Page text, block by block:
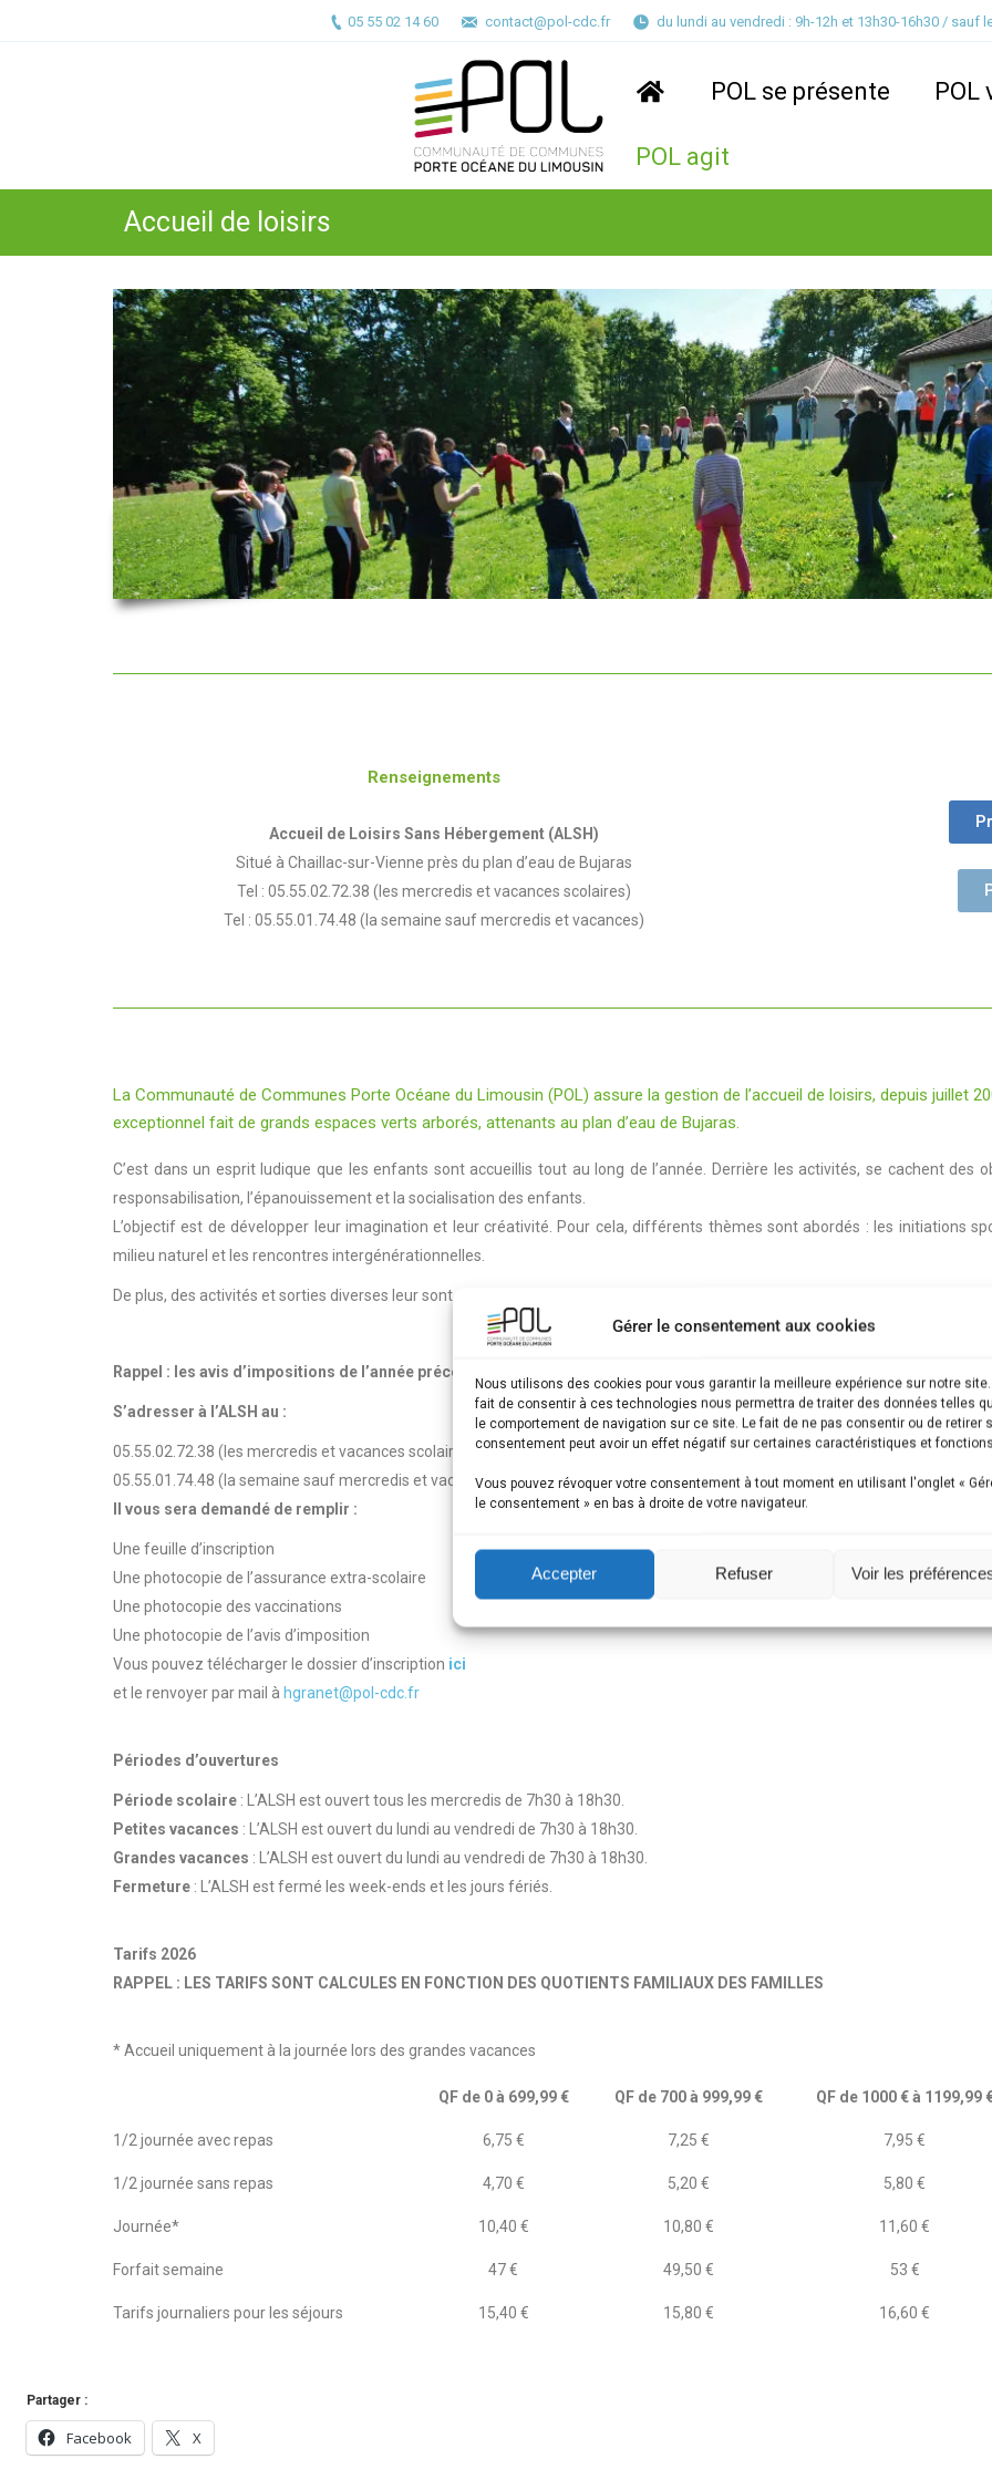
Gérer le consentement aux cookies
Nous utilisons des cookies pour vous garantir la meilleure expérience sur notre site.
fait de consentir à ces technologies nous permettra de traiter des données telles
le comportement de navigation sur ce site. Le fait de ne pas consentir ou de retirer
consentement peut avoir un effet négatif sur certaines caractéristiques et
Vous pouvez révoquer votre consentement à tout moment en utilisant l'onglet «
le consentement » en bas à droite de votre navigateur.
Accepter Refuser Voir les
05 55 02 14 60 contact@pol-cdc.fr du lundi au vendredi : 9h-12h et 13h30-16h30 / sauf
POL se présente POL
POL agit
Accueil de loisirs
Renseignements
Accueil de Loisirs Sans Hébergement (ALSH)
Situé à Chaillac-sur-Vienne près du plan d’eau de Bujaras
Tel : 05.55.02.72.38 (les mercredis et vacances scolaires)
Tel : 05.55.01.74.48 (la semaine sauf mercredis et vacances)
La Communauté de Communes Porte Océane du Limousin (POL) assure la gestion de l’accueil de loisirs, depuis juillet
exceptionnel fait de grands espaces verts arborés, attenants au plan d’eau de Bujaras.
C’est dans un esprit ludique que les enfants sont accueillis tout au long de l’année. Derrière les activités, se cachent des
responsabilisation, l’épanouissement et la socialisation des enfants.
L’objectif est de développer leur imagination et leur créativité. Pour cela, différents thèmes sont abordés : les initiations
milieu naturel et les rencontres intergénérationnelles.
De plus, des activités et sorties diverses leur sont proposées. Cette entité est destinée à promouvoir une politique éducative,
Rappel : les avis d’impositions de l’année précédente doivent être fournis en même temps que les inscriptions des
S’adresser à l’ALSH au :
05.55.02.72.38 (les mercredis et vacances scolaires) ou
05.55.01.74.48 (la semaine sauf mercredis et vacances)
Il vous sera demandé de remplir :
Une feuille d’inscription
Une photocopie de l’assurance extra-scolaire
Une photocopie des vaccinations
Une photocopie de l’avis d’imposition
Vous pouvez télécharger le dossier d’inscription ici
et le renvoyer par mail à hgranet@pol-cdc.fr
Périodes d’ouvertures
Période scolaire: L’ALSH est ouvert tous les mercredis de 7h30 à 18h30.
Petites vacances : L’ALSH est ouvert du lundi au vendredi de 7h30 à 18h30.
Grandes vacances : L’ALSH est ouvert du lundi au vendredi de 7h30 à 18h30.
Fermeture: L’ALSH est fermé les week-ends et les jours fériés.
Tarifs 2026
RAPPEL : LES TARIFS SONT CALCULES EN FONCTION DES QUOTIENTS FAMILIAUX DES FAMILLES
* Accueil uniquement à la journée lors des grandes vacances
QF de 0 à 699,99 € QF de 700 à 999,99 € QF de 1000 € à 1199,99
1/2 journée avec repas 6,75 € 7,25 € 7,95 €
1/2 journée sans repas 4,70 € 5,20 € 5,80 €
Journée* 10,40 € 10,80 € 11,60 €
Forfait semaine 47 € 49,50 € 53 €
Tarifs journaliers pour les séjours 15,40 € 15,80 € 16,60 €
Partager :
Facebook X